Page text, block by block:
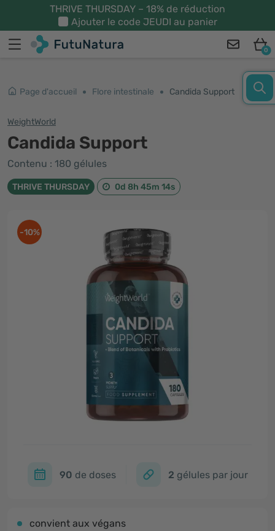
THRIVE THURSDAY – 18% de réduction
Ajouter le code JEUDI au panier
0
Page d'accueil Flore intestinale Candida Support
WeightWorld
Candida Support
Contenu : 180 gélules
THRIVE THURSDAY 0d 8h 45m 13s
-10%
90 de doses 2 gélules par jour
convient aux végans